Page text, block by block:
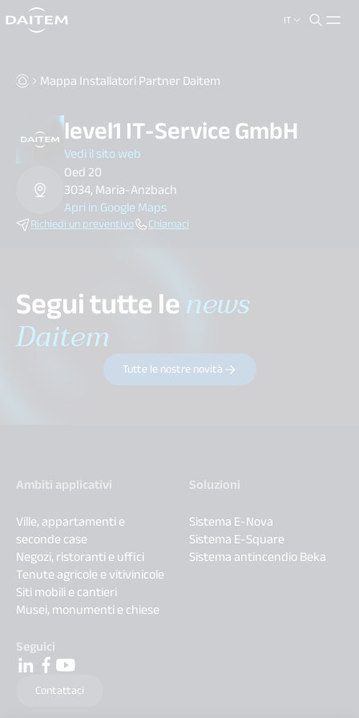
IT
search.label
Mappa Installatori Partner Daitem
level1 IT-Service GmbH
Vedi il sito web
Oed 20
3034, Maria-Anzbach
Apri in Google Maps
Richiedi un preventivo Chiamaci
Segui tutte lenews
Daitem
Tutte le nostre novità
Ambiti applicativi
Ville, appartamenti e
seconde case
Negozi, ristoranti e uffici
Tenute agricole e vitivinicole
Siti mobili e cantieri
Musei, monumenti e chiese
Soluzioni
Sistema E-Nova
Sistema E-Square
Sistema antincendio Beka
Seguici
Contattaci